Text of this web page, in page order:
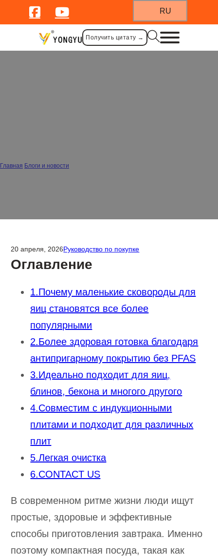
RU
Получить цитату →
Главная Блоги и новости
20 апреля, 2026Руководство по покупке
Оглавление
1.Почему маленькие сковороды для
яиц становятся все более
популярными
2.Более здоровая готовка благодаря
антипригарному покрытию без PFAS
3.Идеально подходит для яиц,
блинов, бекона и многого другого
4.Совместим с индукционными
плитами и подходит для различных
плит
5.Легкая очистка
6.CONTACT US
В современном ритме жизни люди ищут
простые, здоровые и эффективные
способы приготовления завтрака. Именно
поэтому компактная посуда, такая как